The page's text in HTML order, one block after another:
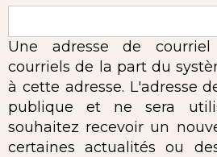
Une adresse de
courriels de la part du
à cette adresse. L'adresse
publique et ne sera
souhaitez recevoir un
certaines actualités ou